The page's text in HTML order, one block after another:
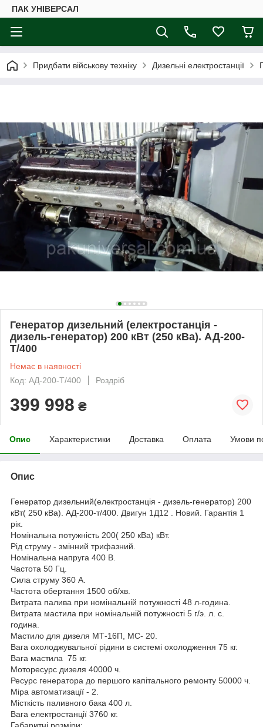
ПАК УНІВЕРСАЛ
Придбати військову техніку Дизельні електростанції
Генератор дизельний (електростанція -
дизель-генератор) 200 кВт (250 кВа). АД-200-
Т/400
Немає в наявності
Код: АД-200-Т/400
Роздріб
399 998 ₴
Опис Характеристики Доставка Оплата Умови
Опис
Генератор дизельний(електростанція - дизель-генератор) 200
кВт( 250 кВа). АД-200-т/400. Двигун 1Д12 . Новий. Гарантія 1
рік.
Номінальна потужність 200( 250 кВа) кВт.
Рід струму - змінний трифазний.
Номінальна напруга 400 В.
Частота 50 Гц.
Сила струму 360 А.
Частота обертання 1500 об/хв.
Витрата палива при номінальній потужності 48 л-година.
Витрата мастила при номінальній потужності 5 г/э. л. с.
година.
Мастило для дизеля МТ-16П, МС- 20.
Вага охолоджувальної рідини в системі охолодження 75 кг.
Вага мастила 75 кг.
Моторесурс дизеля 40000 ч.
Ресурс генератора до першого капітального ремонту 50000 ч.
Міра автоматизації - 2.
Місткість паливного бака 400 л.
Вага електростанції 3760 кг.
Габаритні розміри: